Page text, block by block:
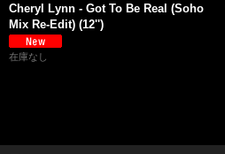
Cheryl Lynn - Got To Be Real (Soho
Mix Re-Edit) (12'')
在庫なし